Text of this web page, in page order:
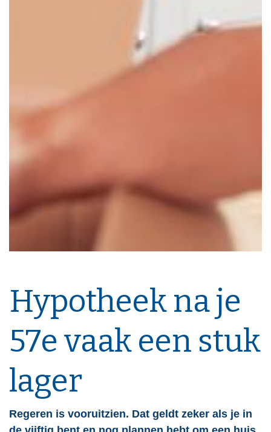
Hypotheek na je
57e vaak een stuk
lager
Regeren is vooruitzien. Dat geldt zeker als je in